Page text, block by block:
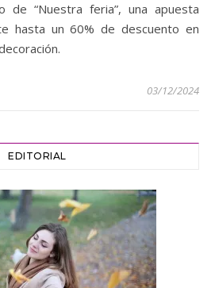
de “Nuestra feria”, una apuesta
hasta un 60% de descuento en
03/12/2024
EDITORIAL